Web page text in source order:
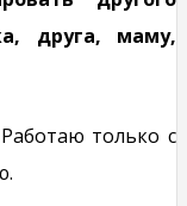
друга, маму,
только с